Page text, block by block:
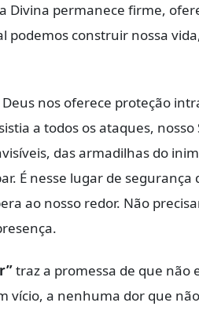
Divina permanece firme,
podemos construir nossa
Deus nos oferece proteção
a todos os ataques,
das armadilhas do
É nesse lugar de
ao nosso redor. Não
traz a promessa de que não
vício, a nenhuma dor que